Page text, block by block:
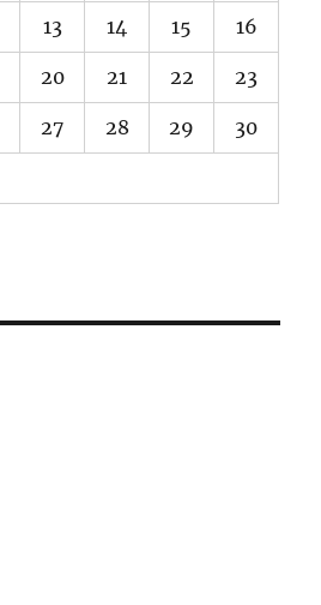
13 14 15 16
20 21 22 23
27 28 29 30